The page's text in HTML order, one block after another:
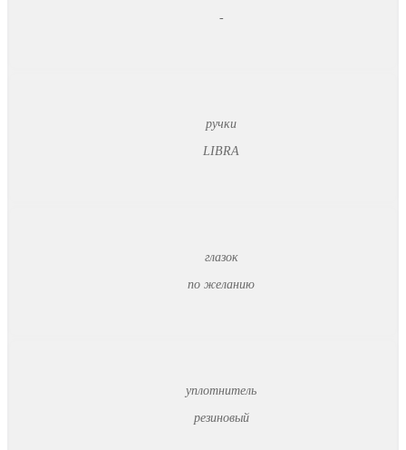
-
ручки
LIBRA
глазок
по желанию
уплотнитель
резиновый